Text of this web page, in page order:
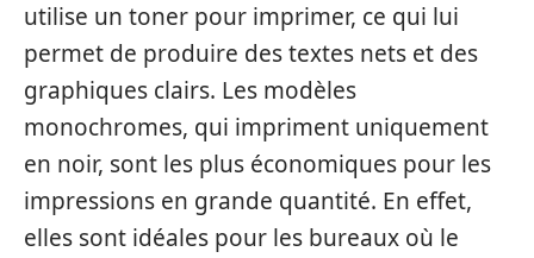
utilise un toner pour imprimer, ce qui lui
permet de produire des textes nets et des
graphiques clairs. Les modèles
monochromes, qui impriment uniquement
en noir, sont les plus économiques pour les
impressions en grande quantité. En effet,
elles sont idéales pour les bureaux où le